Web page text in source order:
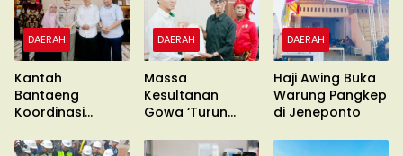
DAERAH
Kantah
Bantaeng
Koordinasi
Muhammadiyah
DAERAH
Massa
Kesultanan
Gowa ‘Turun
Unras
DAERAH
Haji Awing Buka
Warung Pangkep
di Jeneponto